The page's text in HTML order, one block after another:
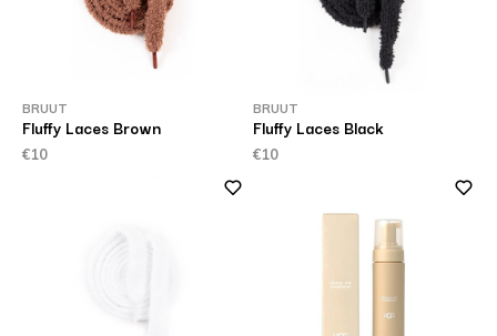
BRUUT
Fluffy Laces Brown
€10
BRUUT
Fluffy Laces Black
€10